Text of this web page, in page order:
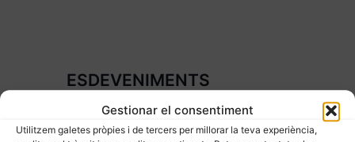
Gestionar el consentiment
Utilitzem galetes pròpies i de tercers per millorar la teva experiència,
ESDEVENIMENTS
RELACIONATS